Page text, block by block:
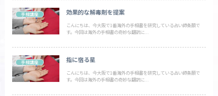
手相講座 効果的な解毒剤を提案
こんにちは、今大阪で1番海外の手相書を研究している占い師条願で
す。今回は海外の手相書の奇妙な翻訳に...
手相講座 指に宿る星
こんにちは、今大阪で1番海外の手相書を研究している占い師条願で
す。今回は海外の手相書の奇妙な翻訳に...